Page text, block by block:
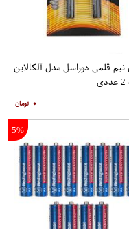
نیم قلمی دوراسل مدل آلکالاین
۰
5%